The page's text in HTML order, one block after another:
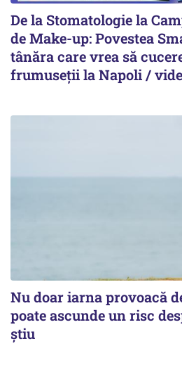
De la Stomatologie la
de Make-up: Povestea
tânăra care vrea să
frumuseții la Napoli /
Nu doar iarna provoacă
poate ascunde un risc
știu